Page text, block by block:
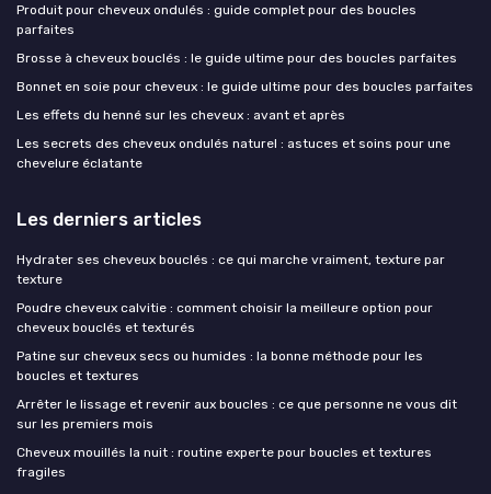
Produit pour cheveux ondulés : guide complet pour des boucles
parfaites
Brosse à cheveux bouclés : le guide ultime pour des boucles parfaites
Bonnet en soie pour cheveux : le guide ultime pour des boucles parfaites
Les effets du henné sur les cheveux : avant et après
Les secrets des cheveux ondulés naturel : astuces et soins pour une
chevelure éclatante
Les derniers articles
Hydrater ses cheveux bouclés : ce qui marche vraiment, texture par
texture
Poudre cheveux calvitie : comment choisir la meilleure option pour
cheveux bouclés et texturés
Patine sur cheveux secs ou humides : la bonne méthode pour les
boucles et textures
Arrêter le lissage et revenir aux boucles : ce que personne ne vous dit
sur les premiers mois
Cheveux mouillés la nuit : routine experte pour boucles et textures
fragiles